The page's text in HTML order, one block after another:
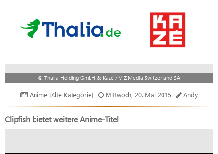
© Thalia Holding GmbH & Kazé / VIZ Media Switzerland SA
Anime [Alte Kategorie] Mittwoch, 20. Mai 2015 Andy
Clipfish bietet weitere Anime-Titel